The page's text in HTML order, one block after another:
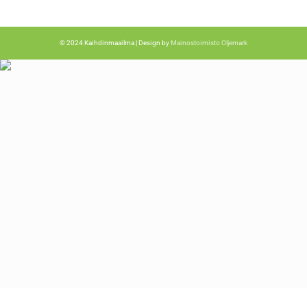
© 2024 Kaihdinmaailma | Design by Mainostoimisto Oljemark